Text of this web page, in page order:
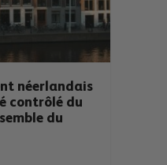
néerlandais
contrôlé du
du